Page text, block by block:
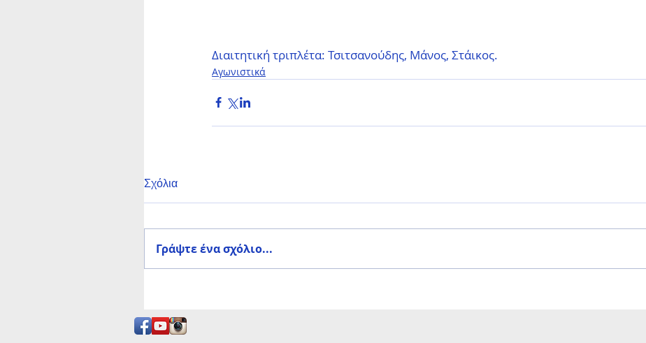
Διαιτητική τριπλέτα: Τσιτσανούδης, Μάνος, Στάικος.
Αγωνιστικά
Σχόλια
Γράψτε ένα σχόλιο...